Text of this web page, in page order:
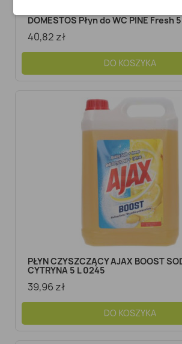
Szybki podgląd
DOMESTOS Płyn do WC PINE Fresh
40,82 zł
DO KOSZYKA
Szybki podgląd
PŁYN CZYSZCZĄCY AJAX BOOST
CYTRYNA 5 L 0245
39,96 zł
DO KOSZYKA